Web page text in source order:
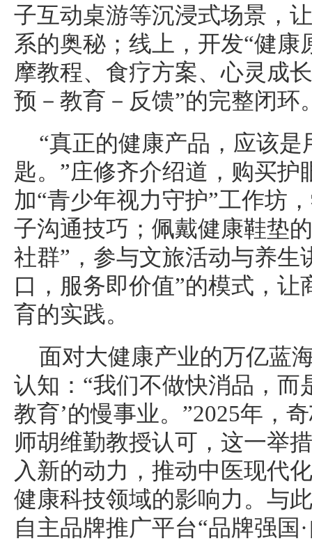
子互动桌游等沉浸式场景，
系的奥秘；线上，开发“健康
摩教程、食疗方案、心灵成
预－教育－反馈”的完整闭环
“真正的健康产品，应该
匙。”庄修齐介绍道，购买护
加“青少年视力守护”工作坊
子沟通技巧；佩戴健康鞋垫
社群”，参与文旅活动与养生
口，服务即价值”的模式，
育的实践。
面对大健康产业的万亿蓝
认知：“我们不做快消品，而
教育’的慢事业。”2025年，
师胡维勤教授认可，这一举
入新的动力，推动中医现代
健康科技领域的影响力。与
自主品牌推广平台“品牌强国